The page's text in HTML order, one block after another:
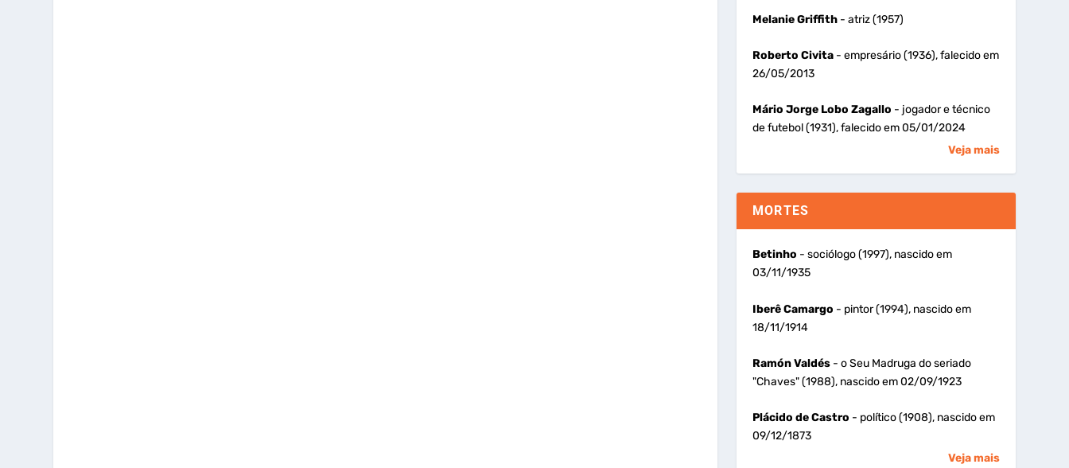
Melanie Griffith- atriz (1957)
Roberto Civita- empresário (1936), falecido em
26/05/2013
Mário Jorge Lobo Zagallo - jogador e técnico
de futebol (1931), falecido em 05/01/2024
Veja mais
MORTES
Betinho - sociólogo (1997), nascido em
03/11/1935
Iberê Camargo - pintor (1994), nascido em
18/11/1914
Ramón Valdés- o Seu Madruga do seriado
"Chaves" (1988), nascido em 02/09/1923
Plácido de Castro - político (1908), nascido em
09/12/1873
Veja mais